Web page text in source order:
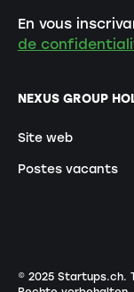
NEXUS GROUP
Site web
Postes vacants
En vous
de
© 2025 Startups.ch.